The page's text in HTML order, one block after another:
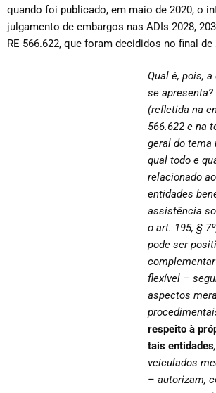
quando foi publicado, em maio de 2020, o
julgamento de embargos nas ADIs 2028,
RE 566.622, que foram decididos no final de
Qual é, pois,
se
(refletida na
566.622 e na
geral do tema
qual todo e
relacionado
entidades
assistência
o art. 195, §
pode ser
flexível –
aspectos
respeito à
tais entidades
veiculados
– autorizam,